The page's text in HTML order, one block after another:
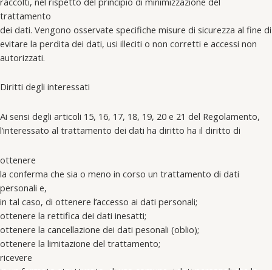
trattamento
dei dati. Vengono osservate specifiche misure di sicurezza al fine di
evitare la perdita dei dati, usi illeciti o non corretti e accessi non
autorizzati.
Diritti degli interessati
Ai sensi degli articoli 15, 16, 17, 18, 19, 20 e 21 del Regolamento,
l’interessato al trattamento dei dati ha diritto ha il diritto di
ottenere
la conferma che sia o meno in corso un trattamento di dati
personali e,
in tal caso, di ottenere l’accesso ai dati personali;
ottenere la rettifica dei dati inesatti;
ottenere la cancellazione dei dati pesonali (oblio);
ottenere la limitazione del trattamento;
ricevere